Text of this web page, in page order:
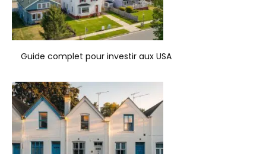
Guide complet pour investir aux USA